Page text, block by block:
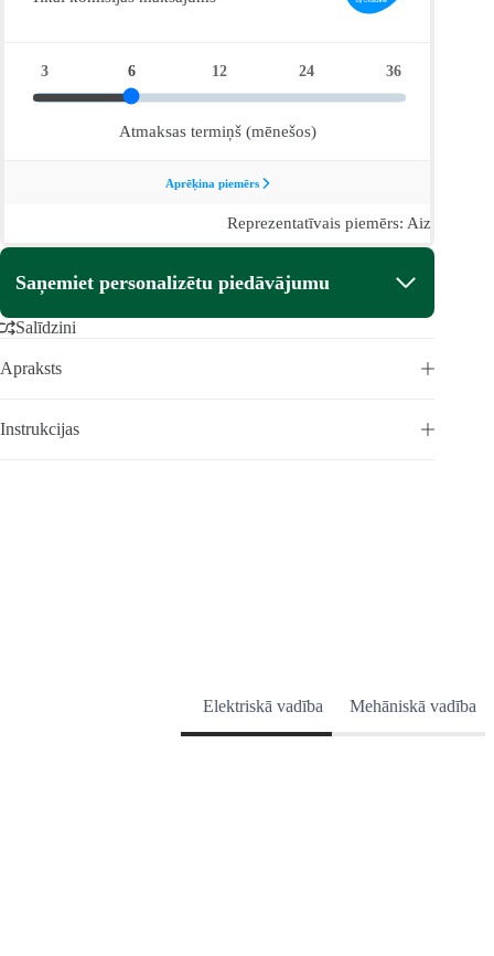
Saņemiet personalizētu piedāvājumu
Salīdzini
Apraksts
Instrukcijas
PĀRVALDĪBA
Elektriskā vadība Mehāniskā vadība